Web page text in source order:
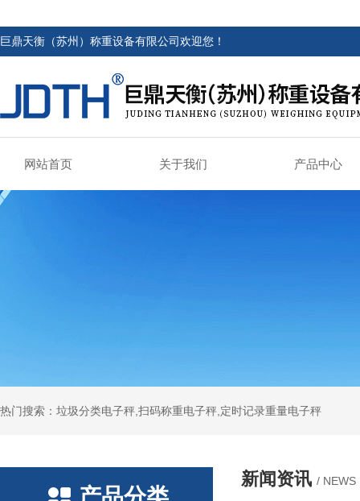
巨鼎天衡（苏州）称重设备有限公司欢迎您！
网站首页 关于我们 产品中心
热门搜索：垃圾分类电子秤,扫码称重电子秤,定时记录重量电子秤
新闻资讯 / NEWS